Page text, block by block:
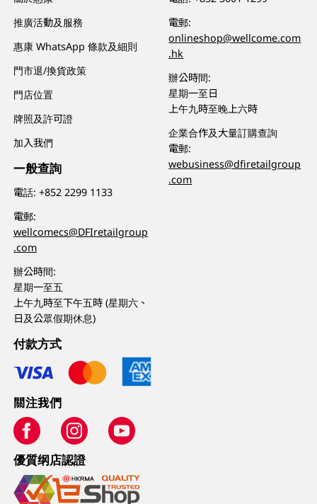
推廣活動及服務
惠康 WhatsApp 條款及細則
門市退/換貨政策
門店位置
牌照及許可證
加入我們
一般查詢
電話:+852 2299 1133
電郵:
wellcomecs@DFIretailgroup
.com
辦公時間:
星期一至五
上午九時至下午五時 (星期六、
日及公眾假期休息)
電郵:
onlineshop@wellcome.com
.hk
辦公時間:
星期一至日
上午九時至晚上六時
企業合作及大量訂購查詢
電郵:
webusiness@dfiretailgroup
.com
付款方式
關注我們
優質纲店認證